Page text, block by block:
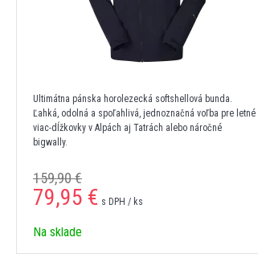
Ultimátna pánska horolezecká softshellová bunda.
Ľahká, odolná a spoľahlivá, jednoznačná voľba pre letné
viac-dĺžkovky v Alpách aj Tatrách alebo náročné
bigwally.
159,90 €
79,95 € s DPH / ks
Na sklade